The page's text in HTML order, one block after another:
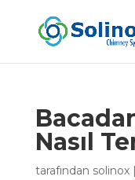
Nasıl
tarafından solinox|